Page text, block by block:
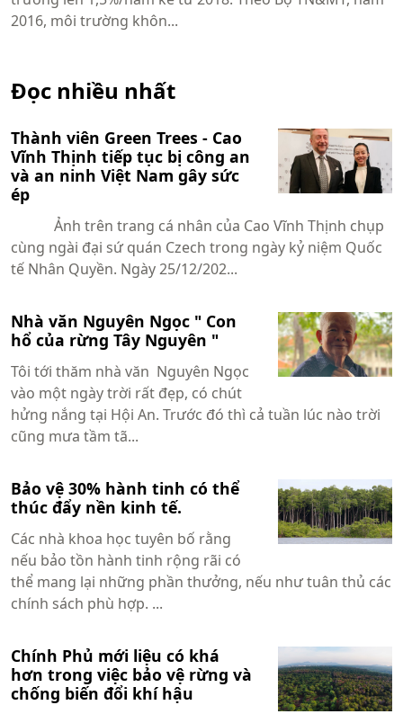
2016, môi trường khôn...
Đọc nhiều nhất
Thành viên Green Trees - Cao
Vĩnh Thịnh tiếp tục bị công an
và an ninh Việt Nam gây sức
ép
Ảnh trên trang cá nhân của Cao Vĩnh Thịnh chụp
cùng ngài đại sứ quán Czech trong ngày kỷ niệm Quốc
tế Nhân Quyền. Ngày 25/12/202...
Nhà văn Nguyên Ngọc " Con
hổ của rừng Tây Nguyên "
Tôi tới thăm nhà văn Nguyên Ngọc
vào một ngày trời rất đẹp, có chút
hửng nắng tại Hội An. Trước đó thì cả tuần lúc nào trời
cũng mưa tầm tã...
Bảo vệ 30% hành tinh có thể
thúc đẩy nền kinh tế.
Các nhà khoa học tuyên bố rằng
nếu bảo tồn hành tinh rộng rãi có
thể mang lại những phần thưởng, nếu như tuân thủ các
chính sách phù hợp. ...
Chính Phủ mới liệu có khá
hơn trong việc bảo vệ rừng và
chống biến đổi khí hậu